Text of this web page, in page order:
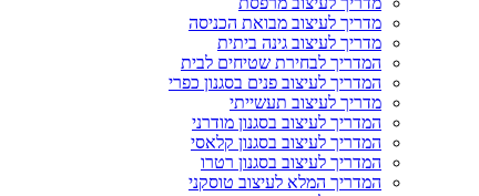
מדריך לעיצוב מבואת הכניסה
מדריך לעיצוב גינה ביתית
המדריך לבחירת שטיחים לבית
המדריך לעיצוב פנים בסגנון כפרי
מדריך לעיצוב תעשייתי
המדריך לעיצוב בסגנון מודרני
המדריך לעיצוב בסגנון קלאסי
המדריך לעיצוב בסגנון רטרו
המדריך המלא לעיצוב טוסקני